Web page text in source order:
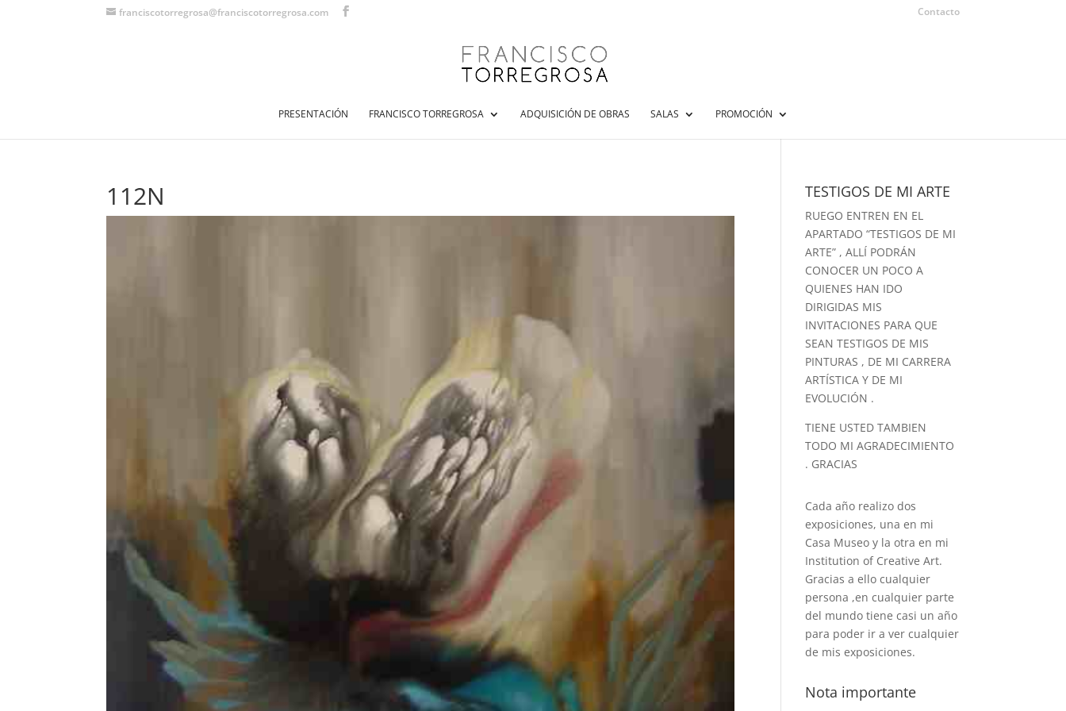
franciscotorregrosa@franciscotorregrosa.com Contacto
PRESENTACIÓN FRANCISCO TORREGROSA ADQUISICIÓN DE OBRAS SALAS PROMOCIÓN
112N TESTIGOS DE MI ARTE
RUEGO ENTREN EN EL
APARTADO “TESTIGOS DE MI
ARTE” , ALLÍ PODRÁN
CONOCER UN POCO A
QUIENES HAN IDO
DIRIGIDAS MIS
INVITACIONES PARA QUE
SEAN TESTIGOS DE MIS
PINTURAS , DE MI CARRERA
ARTÍSTICA Y DE MI
EVOLUCIÓN .
TIENE USTED TAMBIEN
TODO MI AGRADECIMIENTO
. GRACIAS
Cada año realizo dos
exposiciones, una en mi
Casa Museo y la otra en mi
Institution of Creative Art.
Gracias a ello cualquier
persona ,en cualquier parte
del mundo tiene casi un año
para poder ir a ver cualquier
de mis exposiciones.
Nota importante